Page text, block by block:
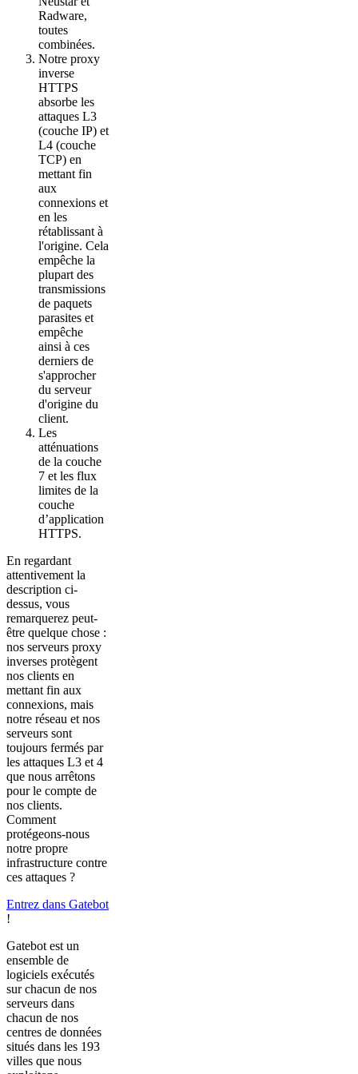
Radware,
toutes
combinées.
Notre proxy
inverse
HTTPS
absorbe les
attaques L3
(couche IP) et
L4 (couche
TCP) en
mettant fin
aux
connexions et
en les
rétablissant à
l'origine. Cela
empêche la
plupart des
transmissions
de paquets
parasites et
empêche
ainsi à ces
derniers de
s'approcher
du serveur
d'origine du
client.
Les
atténuations
de la couche
7 et les flux
limites de la
couche
d’application
HTTPS.
En regardant
attentivement la
description ci-
dessus, vous
remarquerez peut-
être quelque chose :
nos serveurs proxy
inverses protègent
nos clients en
mettant fin aux
connexions, mais
notre réseau et nos
serveurs sont
toujours fermés par
les attaques L3 et 4
que nous arrêtons
pour le compte de
nos clients.
Comment
protégeons-nous
notre propre
infrastructure contre
ces attaques ?
Entrez dans Gatebot
!
Gatebot est un
ensemble de
logiciels exécutés
sur chacun de nos
serveurs dans
chacun de nos
centres de données
situés dans les 193
villes que nous